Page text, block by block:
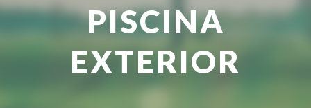
PISCINA
EXTERIOR